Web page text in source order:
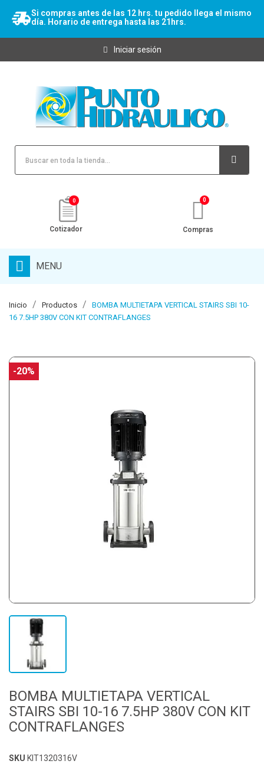
Si compras antes de las 12 hrs. tu pedido llega el mismo
día. Horario de entrega hasta las 21hrs.
Iniciar sesión
0
Cotizador Compras
MENU
Inicio Productos
BOMBA MULTIETAPA VERTICAL STAIRS SBI 10-
16 7.5HP 380V CON KIT CONTRAFLANGES
-20%
BOMBA MULTIETAPA VERTICAL
STAIRS SBI 10-16 7.5HP 380V CON KIT
CONTRAFLANGES
SKU KIT1320316V